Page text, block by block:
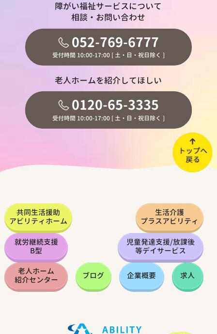
障がい福祉サービスについて
相談・お問い合わせ
052-769-6777
受付時間 10:00-17:00 [ 土・日・祝日除く ]
老人ホームを紹介してほしい
0120-65-3335
受付時間 10:00-17:00 [ 土・日・祝日除く ]
共同生活援助
アビリティホーム
生活介護
プラスアビリティ
就労継続支援
B型
児童発達支援/放課後
等デイサービス
老人ホーム
紹介センター
ブログ 企業概要 求人